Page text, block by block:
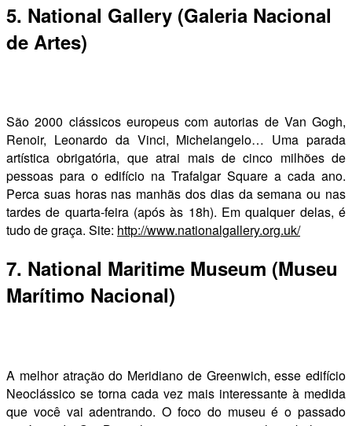
5. National Gallery (Galeria Nacional
de Artes)
São 2000 clássicos europeus com autorias de Van Gogh,
Renoir, Leonardo da Vinci, Michelangelo… Uma parada
artística obrigatória, que atrai mais de cinco milhões de
pessoas para o edifício na Trafalgar Square a cada ano.
Perca suas horas nas manhãs dos dias da semana ou nas
tardes de quarta-feira (após às 18h). Em qualquer delas, é
tudo de graça. Site: http://www.nationalgallery.org.uk/
7. National Maritime Museum (Museu
Marítimo Nacional)
A melhor atração do Meridiano de Greenwich, esse edifício
Neoclássico se torna cada vez mais interessante à medida
que você vai adentrando. O foco do museu é o passado